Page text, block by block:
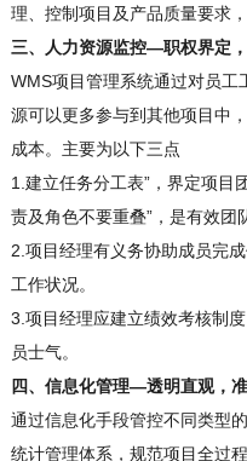
理、控制项目及产品质量要求
三、人力资源监控—职权界定
WMS项目管理系统通过对员工
源可以更多参与到其他项目中
成本。主要为以下三点
1.建立任务分工表”，界定项目
责及角色不要重叠”，是有效团
2.项目经理有义务协助成员完
工作状况。
3.项目经理应建立绩效考核制
员士气。
四、信息化管理—透明直观，
通过信息化手段管控不同类型
统计管理体系，规范项目全过